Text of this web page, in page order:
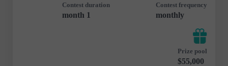
Contest frequency
monthly
Contest duration
1 month
Prize pool
$55,000